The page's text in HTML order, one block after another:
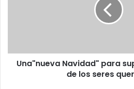
seres
queridos
Una"nueva Navidad" para
de los seres